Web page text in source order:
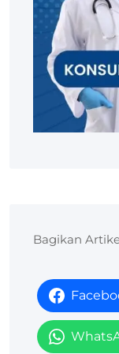
Bagikan